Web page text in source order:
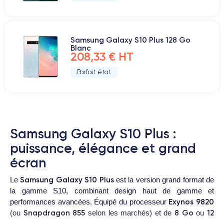
Samsung Galaxy S10 Plus 128 Go
Blanc
208,33 € HT
Parfait état
Samsung Galaxy S10 Plus :
puissance, élégance et grand
écran
LeSamsung Galaxy S10 Plusest la version grand format de
la gamme S10, combinant design haut de gamme et
performances avancées. Équipé du processeur Exynos 9820
(ou Snapdragon 855 selon les marchés) et de 8 Go ou12